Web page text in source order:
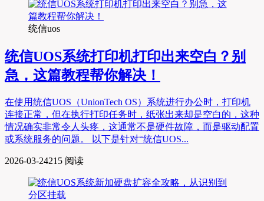
统信uos
统信UOS系统打印机打印出来空白？别
急，这篇教程帮你解决！
在使用统信UOS（UnionTech OS）系统进行办公时，打印机
连接正常，但在执行打印任务时，纸张出来却是空白的，这种
情况确实非常令人头疼，这通常不是硬件故障，而是驱动配置
或系统服务的问题。 以下是针对“统信UOS...
2026-03-24215 阅读